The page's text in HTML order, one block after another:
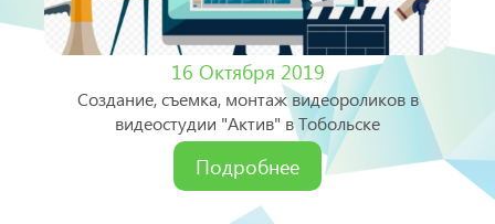
16 Октября 2019
Создание, съемка, монтаж видеороликов в
видеостудии "Актив" в Тобольске
Подробнее